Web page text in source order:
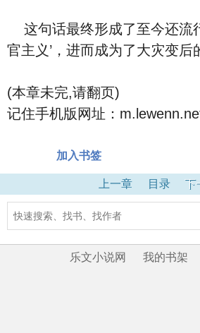
这句话最终形成了至今还流
官主义’，进而成为了大灾变后
(本章未完,请翻页)
记住手机版网址：
加入书签
上一章 目录 下
乐文小说网 我的书架